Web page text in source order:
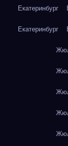
Екатеринбург
Екатеринбург